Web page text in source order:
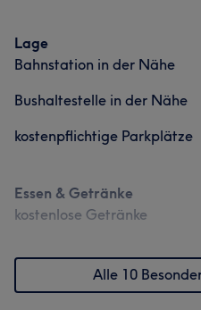
Lage
Bahnstation in der Nähe
Bushaltestelle in der Nähe
kostenpflichtige Parkplätze
Essen & Getränke
kostenlose Getränke
Alle 10